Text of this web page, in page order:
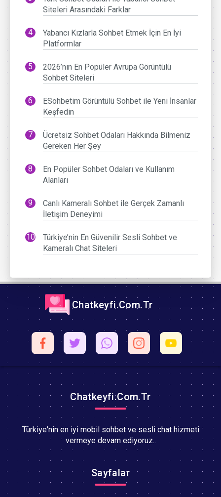
Siteleri Arasındaki Farklar
Yabancı Kızlarla Sohbet Etmek İçin En İyi
Platformlar
2026’nın En Popüler Avrupa Görüntülü
Sohbet Siteleri
ESohbetim Görüntülü Sohbet ile Yeni İnsanlar
Keşfedin
Ücretsiz Sohbet Odaları Hakkında Bilmeniz
Gereken Her Şey
En Popüler Sohbet Odaları ve Kullanım
Alanları
Canlı Kameralı Sohbet ile Gerçek Zamanlı
İletişim Deneyimi
Türkiye’nin En Güvenilir Sesli Sohbet ve
Kameralı Chat Siteleri
Chatkeyfi.Com.Tr
Chatkeyfi.Com.Tr
Türkiye'nin en iyi mobil sohbet ve sesli chat hizmeti
vermeye devam ediyoruz..
Sayfalar